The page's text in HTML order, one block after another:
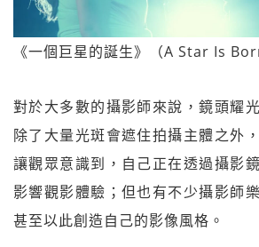
《一個巨星的誕生》（A Star Is
對於大多數的攝影師來說，鏡頭耀
除了大量光斑會遮住拍攝主體之外
讓觀眾意識到，自己正在透過攝影
影響觀影體驗；但也有不少攝影師
甚至以此創造自己的影像風格。